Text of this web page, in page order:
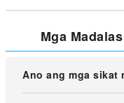
Mga
Ano ang mga sikat